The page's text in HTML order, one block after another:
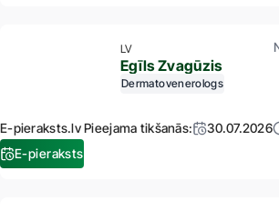
LV
Egīls Zvagūzis
Dermatovenerologs
E-pieraksts.lv Pieejama tikšanās: 30.07.2026
E-pieraksts